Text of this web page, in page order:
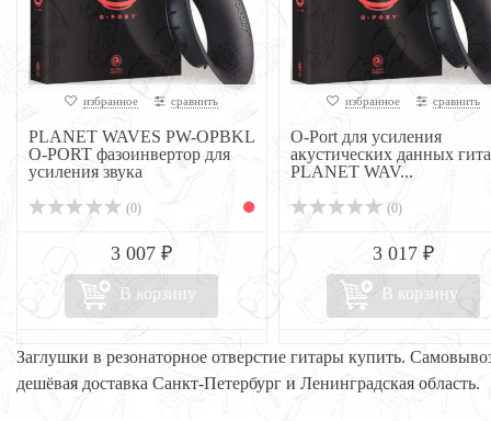
избранное сравнить
PLANET WAVES PW-OPBKL
O-PORT фазоинвертор для
усиления звука
(0)
3 007 ₽
В корзину
избранное сравнить
O-Port для усиления
акустических данных
PLANET WAV...
(0)
3 017 ₽
В корзину
Заглушки в резонаторное отверстие гитары купить.
дешёвая доставка Санкт-Петербург и Ленинградская область.